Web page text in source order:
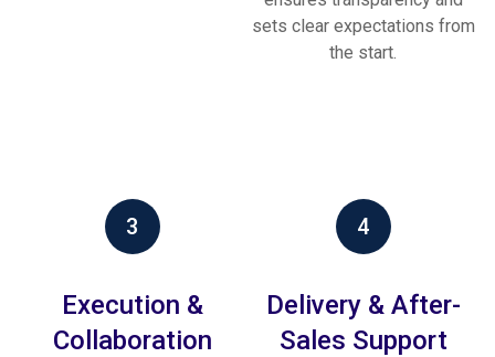
sets clear expectations from
the start.
3
Execution &
Collaboration
4
Delivery & After-
Sales Support